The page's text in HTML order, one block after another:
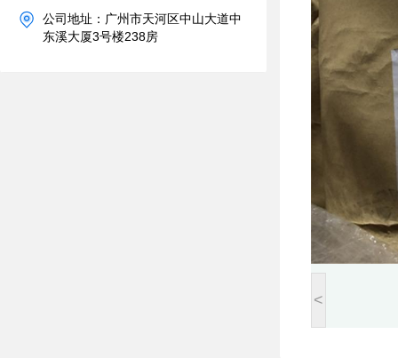
公司地址：广州市天河区中山大道中
东溪大厦3号楼238房
<